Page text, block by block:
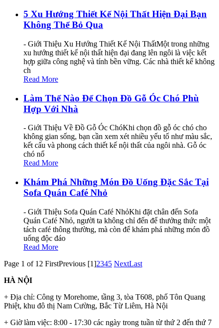
5 Xu Hướng Thiết Kế Nội Thất Hiện Đại Bạn
Không Thể Bỏ Qua
- Giới Thiệu Xu Hướng Thiết Kế Nội ThấtMột trong những
xu hướng thiết kế nội thất hiện đại đang lên ngôi là việc kết
hợp giữa công nghệ và tính bền vững. Các nhà thiết kế không
ch
Read More
Làm Thế Nào Để Chọn Đồ Gỗ Óc Chó Phù
Hợp Với Nhà
- Giới Thiệu Về Đồ Gỗ Óc ChóKhi chọn đồ gỗ óc chó cho
không gian sống, bạn cần xem xét nhiều yếu tố như màu sắc,
kết cấu và phong cách thiết kế nội thất của ngôi nhà. Gỗ óc
chó nổ
Read More
Khám Phá Những Món Đồ Uống Đặc Sắc Tại
Sofa Quán Café Nhỏ
- Giới Thiệu Sofa Quán Café NhỏKhi đặt chân đến Sofa
Quán Café Nhỏ, người ta không chỉ đến để thưởng thức một
tách café thông thường, mà còn để khám phá những món đồ
uống độc đáo
Read More
Page 1 of 12 FirstPrevious [1]2345 NextLast
HÀ NỘI
+ Địa chỉ: Công ty Morehome, tầng 3, tòa T608, phố Tôn Quang
Phiệt, khu đô thị Nam Cường, Bắc Từ Liêm, Hà Nội
+ Giờ làm việc: 8:00 - 17:30 các ngày trong tuần từ thứ 2 đến thứ 7